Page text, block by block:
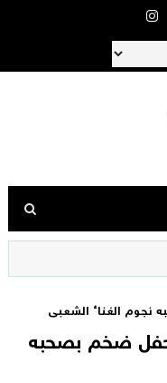
الغناء الشعبى
ضخم بصحبه